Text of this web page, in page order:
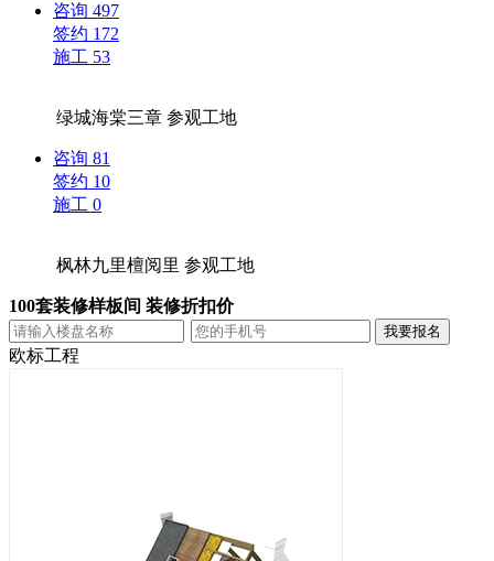
咨询 497
签约 172
施工 53
绿城海棠三章参观工地
咨询 81
签约 10
施工 0
枫林九里檀阅里参观工地
100套装修样板间 装修折扣价
欧标工程